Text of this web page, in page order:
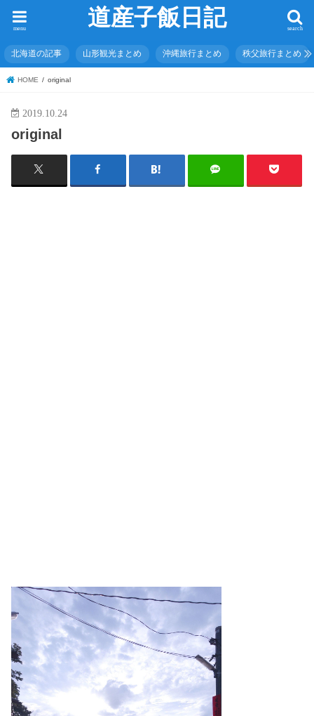
道産子飯日記 search
menu
北海道の記事 山形観光まとめ 沖縄旅行まとめ 秩父旅行まとめ
HOME original
2019.10.24
original